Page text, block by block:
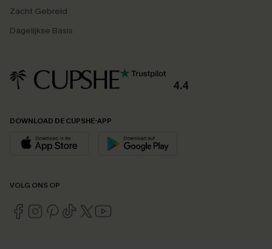
Zacht Gebreid
Dagelijkse Basis
4.4
DOWNLOAD DE CUPSHE-APP
VOLG ONS OP